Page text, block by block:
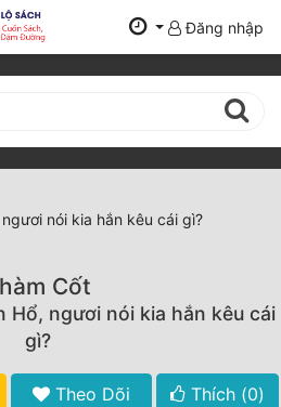
Đăng nhập
nói kia hắn kêu cái gì?
Cốt
Hổ, ngươi nói kia hắn kêu cái
gì?
Theo Dõi Thích (0)